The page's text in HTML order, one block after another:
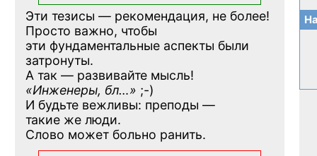
Эти тезисы — рекомендация, не более!
Просто важно, чтобы
эти фундаментальные аспекты были
затронуты.
А так — развивайте мысль!
«Инженеры, бл…» ;-)
И будьте вежливы: преподы —
такие же люди.
Слово может больно ранить.